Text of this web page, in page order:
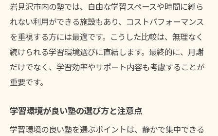
岩見沢市内の塾では、自由な学習スペースや時間に縛ら
れない利用ができる施設もあり、コストパフォーマンス
を重視する方には最適です。こうした比較は、無理なく
続けられる学習環境選びに直結します。最終的に、月謝
だけでなく、学習効率やサポート内容も考慮することが
重要です。
学習環境が良い塾の選び方と注意点
学習環境の良い塾を選ぶポイントは、静かで集中できる